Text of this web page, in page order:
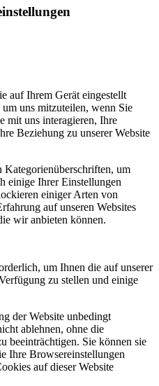
auf Ihrem Gerät eingestellt
uns mitzuteilen, wenn Sie
mit uns interagieren, Ihre
Beziehung zu unserer Website
Kategorienüberschriften, um
einige Ihrer Einstellungen
einiger Arten von
auf unseren Websites
wir anbieten können.
um Ihnen die auf unserer
zu stellen und einige
der Website unbedingt
ablehnen, ohne die
beeinträchtigen. Sie können sie
Ihre Browsereinstellungen
auf dieser Website